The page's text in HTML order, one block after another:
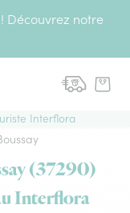
Découvrez notre
Interflora
(37290)
Interflora